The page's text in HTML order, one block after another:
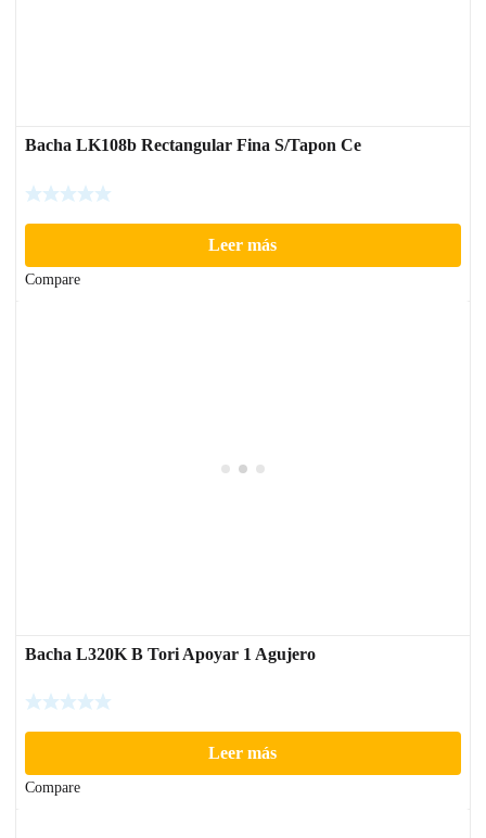
Bacha LK108b Rectangular Fina S/Tapon Ce
Leer más
Compare
Bacha L320K B Tori Apoyar 1 Agujero
Leer más
Compare